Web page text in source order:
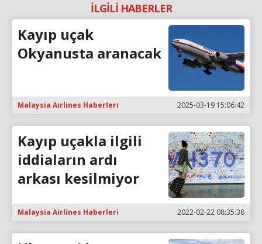
İLGİLİ HABERLER
Kayıp uçak
Okyanusta aranacak
Malaysia Airlines Haberleri 2025-03-19 15:06:42
Kayıp uçakla ilgili
iddiaların ardı
arkası kesilmiyor
Malaysia Airlines Haberleri 2022-02-22 08:35:38